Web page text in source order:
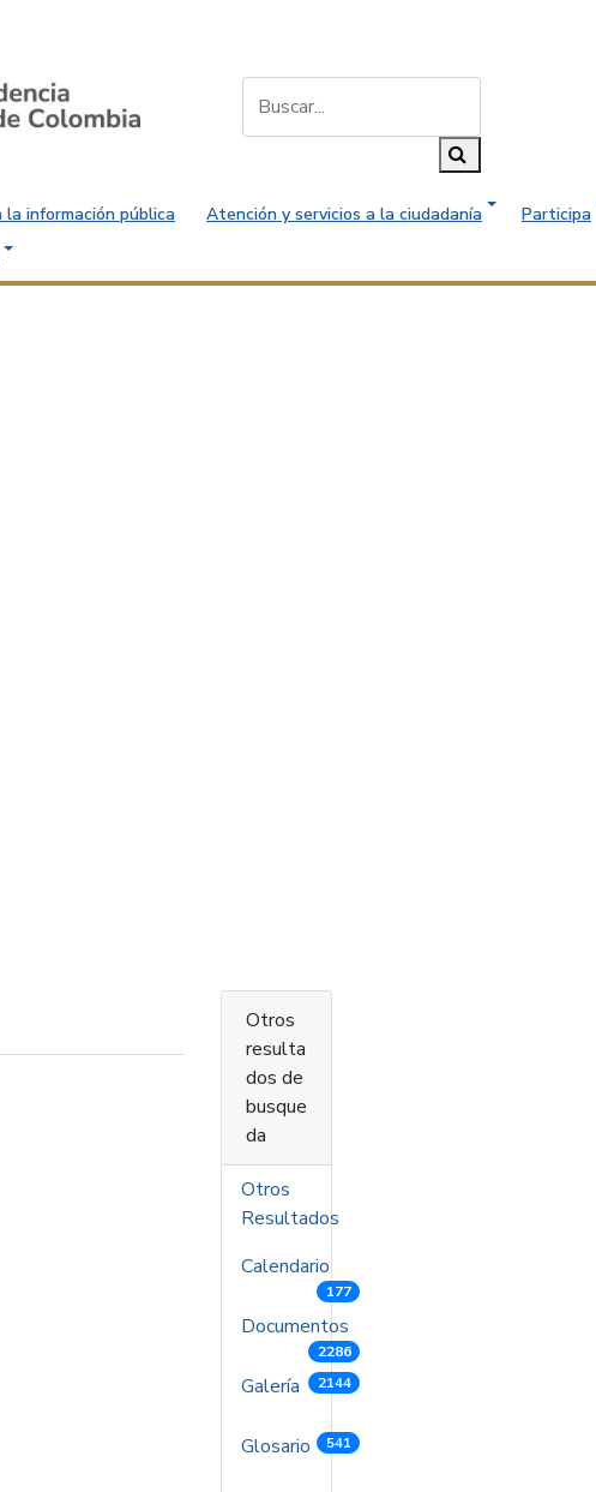
la información pública Atención y servicios a la ciudadanía Participa
Otros
resulta
dos de
busque
da
Otros
Resultados
Calendario
177
Documentos
2286
Galería 2144
Glosario 541